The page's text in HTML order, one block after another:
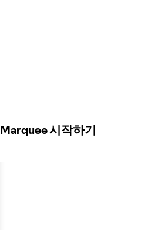
Marquee 시작하기